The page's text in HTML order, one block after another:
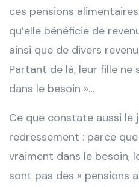
ces pensions
qu’elle bénéficie de
ainsi que de divers
Partant de là, leur fille ne
dans le besoin »…
Ce que constate aussi le
redressement : parce
vraiment dans le besoin,
sont pas des « pensions